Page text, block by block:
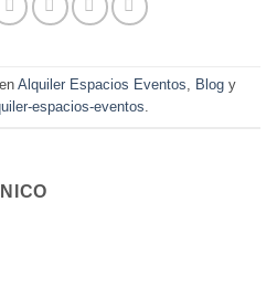
Alquiler Espacios Eventos, Blog y
espacios-eventos.